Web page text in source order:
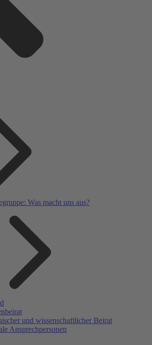
Was macht uns aus?
und wissenschaftlicher Beirat
Ansprechpersonen